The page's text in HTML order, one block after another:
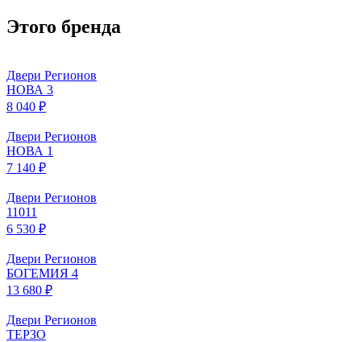
Этого бренда
Двери Регионов
НОВА 3
8 040 ₽
Двери Регионов
НОВА 1
7 140 ₽
Двери Регионов
11011
6 530 ₽
Двери Регионов
БОГЕМИЯ 4
13 680 ₽
Двери Регионов
ТЕРЗО